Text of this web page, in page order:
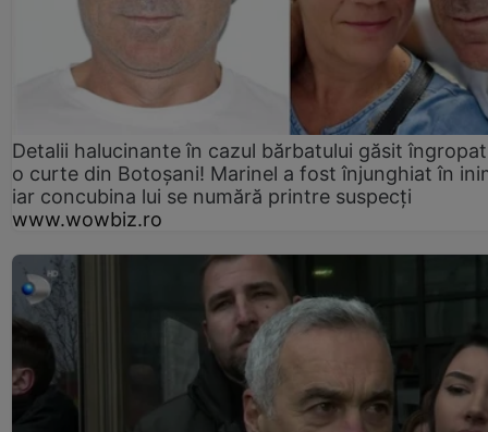
Detalii halucinante în cazul bărbatului găsit
o curte din Botoșani! Marinel a fost înjunghiat în
iar concubina lui se numără printre suspecți
www.wowbiz.ro